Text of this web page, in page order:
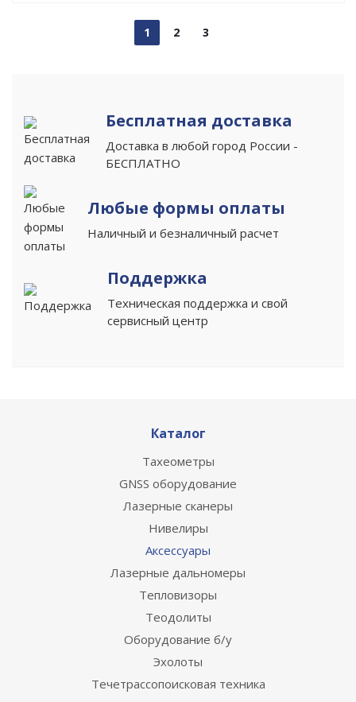
1 2 3
Бесплатная доставка
Доставка в любой город России -
БЕСПЛАТНО
Любые формы оплаты
Наличный и безналичный расчет
Поддержка
Техническая поддержка и свой
сервисный центр
Каталог
Тахеометры
GNSS оборудование
Лазерные сканеры
Нивелиры
Аксессуары
Лазерные дальномеры
Тепловизоры
Теодолиты
Оборудование б/у
Эхолоты
Течетрассопоисковая техника